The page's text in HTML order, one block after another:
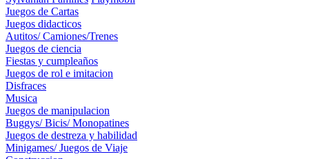
Juegos de Cartas
Juegos didacticos
Autitos/ Camiones/Trenes
Juegos de ciencia
Fiestas y cumpleaños
Juegos de rol e imitacion
Disfraces
Musica
Juegos de manipulacion
Buggys/ Bicis/ Monopatines
Juegos de destreza y habilidad
Minigames/ Juegos de Viaje